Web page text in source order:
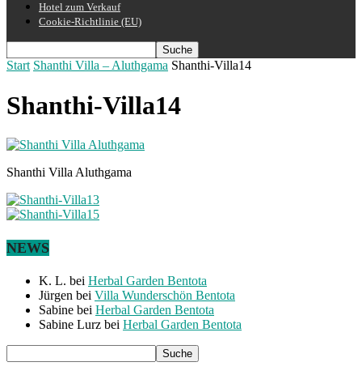
Hotel zum Verkauf
Cookie-Richtlinie (EU)
Start Shanthi Villa – Aluthgama Shanthi-Villa14
Shanthi-Villa14
Shanthi Villa Aluthgama
NEWS
K. L. bei Herbal Garden Bentota
Jürgen bei Villa Wunderschön Bentota
Sabine bei Herbal Garden Bentota
Sabine Lurz bei Herbal Garden Bentota